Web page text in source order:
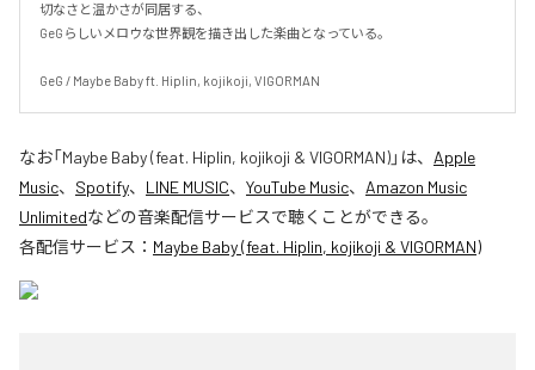
切なさと温かさが同居する、
GeGらしいメロウな世界観を描き出した楽曲となっている。
GeG / Maybe Baby ft. Hiplin, kojikoji, VIGORMAN
なお「Maybe Baby (feat. Hiplin, kojikoji & VIGORMAN)」は、 Apple
Music、 Spotify、 LINE MUSIC、 YouTube Music、 Amazon Music
Unlimitedなどの音楽配信サービスで聴くことができる。
各配信サービス： Maybe Baby (feat. Hiplin, kojikoji & VIGORMAN)